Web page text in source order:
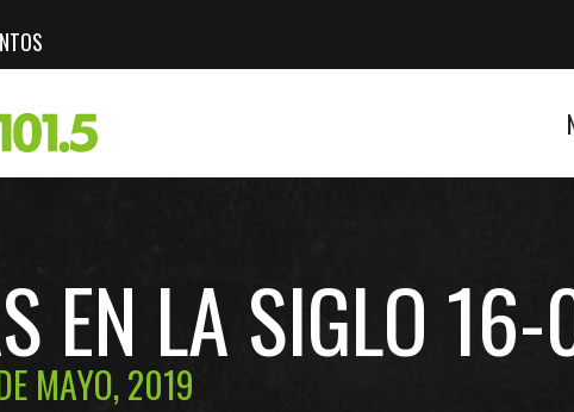
EN LA SIGLO
MAYO, 2019